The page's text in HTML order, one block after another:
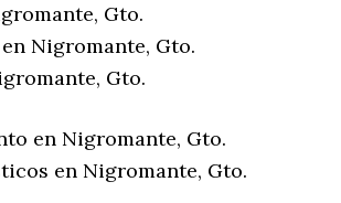
Gto.
Nigromante, Gto.
Gto.
en Nigromante, Gto.
en Nigromante, Gto.